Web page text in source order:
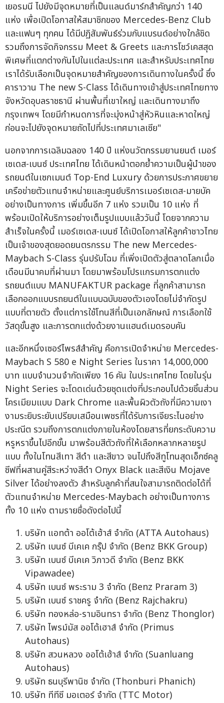
เยอรมนี ไปยังมีจุดหมายที่เป็นแลนด์มาร์กสำคัญกว่า 140
แห่ง เพื่อเปิดโอกาสให้สมาชิกของ Mercedes-Benz Club
และแฟนๆ ทุกคน ได้มีปฏิสัมพันธ์ร่วมกับแบรนด์อย่างใกล้ชิด
รวมถึงการจัดกิจกรรม Meet & Greets และการโชว์เคสสุด
พิเศษที่แตกต่างกันไปในแต่ละประเทศ และสำหรับประเทศไทย
เราได้รับเลือกเป็นจุดหมายสำคัญของการเดินทางในครั้งนี้ ซึ่ง
คาราวาน The new S-Class ได้เดินทางเข้าสู่ประเทศไทยทาง
จังหวัดอุบลราชธานี ผ่านพื้นที่เขาใหญ่ และเดินทางมาถึง
กรุงเทพฯ โดยมีกำหนดการที่จะมุ่งหน้าสู่หัวหินและหาดใหญ่
ก่อนจะไปยังจุดหมายถัดไปที่ประเทศมาเลเซีย"
นอกจากการเฉลิมฉลอง 140 ปี แห่งนวัตกรรมยานยนต์ เมอร์
เซเดส-เบนซ์ ประเทศไทย ได้เดินหน้าตอกย้ำความเป็นผู้นำของ
รถยนต์ในเซกเมนต์ Top-End Luxury ด้วยการประกาศขยาย
เครือข่ายตัวแทนจำหน่ายและศูนย์บริการเมอร์เซเดส-มายบัค
อย่างเป็นทางการ เพิ่มขึ้นอีก 7 แห่ง รวมเป็น 10 แห่ง ที่
พร้อมเปิดให้บริการอย่างเต็มรูปแบบแล้ววันนี้ โดยจากความ
สำเร็จในครั้งนี้ เมอร์เซเดส-เบนซ์ ได้เปิดโอกาสให้ลูกค้าชาวไทย
เป็นเจ้าของสุดยอดยนตรกรรม The new Mercedes-
Maybach S-Class รุ่นปรับโฉม ที่เพิ่งเปิดตัวสู่ตลาดโลกเมื่อ
เดือนมีนาคมที่ผ่านมา โดยมาพร้อมโปรแกรมการตกแต่ง
รถยนต์แบบ MANUFAKTUR package ที่ลูกค้าสามารถ
เลือกออกแบบรถยนต์ในแบบฉบับของตัวเองโดยไม่จำกัดรูป
แบบที่ตายตัว ตั้งแต่การใช้โทนสีที่เป็นเอกลักษณ์ การเลือกใช้
วัสดุขั้นสูง และการตกแต่งด้วยงานแฮนด์เมดรอบคัน
และอีกหนึ่งเซอร์ไพรส์สำคัญ คือการเปิดจำหน่าย Mercedes-
Maybach S 580 e Night Series ในราคา 14,000,000
บาท แบบจำนวนจำกัดเพียง 16 คัน ในประเทศไทย โดยในรุ่น
Night Series จะโดดเด่นด้วยชุดแต่งที่ประกอบไปด้วยชิ้นส่วน
โครเมียมแบบ Dark Chrome และพื้นผิวตัวถังที่มีความเงา
งามระยิบระยับเปรียบเสมือนเพชรที่ได้รับการเจียระไนอย่าง
ประณีต รวมถึงการตกแต่งภายในห้องโดยสารที่ยกระดับความ
หรูหราขึ้นไปอีกขั้น มาพร้อมสีตัวถังที่ให้เลือกหลากหลายรูป
แบบ ทั้งในโทนสีเทา สีดำ และสีขาว จนไปถึงสีทูโทนสุดเอ็กซ์คลู
ซีฟที่ผสานคู่สีระหว่างสีดำ Onyx Black และสีเงิน Mojave
Silver ได้อย่างลงตัว สำหรับลูกค้าที่สนใจสามารถติดต่อได้ที่
ตัวแทนจำหน่าย Mercedes-Maybach อย่างเป็นทางการ
ทั้ง 10 แห่ง ตามรายชื่อดังต่อไปนี้
บริษัท แอทต้า ออโต้เฮ้าส์ จำกัด (ATTA Autohaus)
บริษัท เบนซ์ บีเคเค กรุ๊ป จำกัด (Benz BKK Group)
บริษัท เบนซ์ บีเคเค วิภาวดี จำกัด (Benz BKK
Vipawadee)
บริษัท เบนซ์ พระราม 3 จำกัด (Benz Praram 3)
บริษัท เบนซ์ ราชครู จำกัด (Benz Rajchakru)
บริษัท ทองหล่อ-รามอินทรา จำกัด (Benz Thonglor)
บริษัท ไพรม์มัส ออโต้เฮาส์ จำกัด (Primus
Autohaus)
บริษัท สวนหลวง ออโต้เฮ้าส์ จำกัด (Suanluang
Autohaus)
บริษัท ธนบุรีพานิช จำกัด (Thonburi Phanich)
บริษัท ทีทีซี มอเตอร์ จำกัด (TTC Motor)